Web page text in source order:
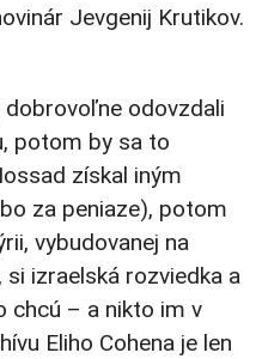
Jevgenij Krutikov.
odovzdali
potom by sa to
získal iným
za peniaze), potom
vybudovanej na
izraelská rozviedka a
chcú – a nikto im v
Eliho Cohena je len